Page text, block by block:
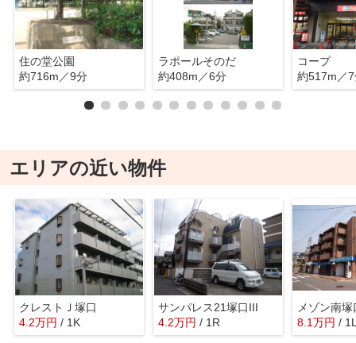
住の堂公園
約716m／9分
ラポールそのだ
約408m／6分
コープ
約517m／
エリアの近い物件
クレストＪ塚口
4.2万円 / 1K
サンパレス21塚口III
4.2万円 / 1R
メゾン南
8.1万円 /